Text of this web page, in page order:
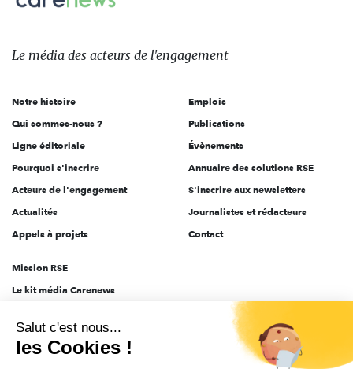
Le
des
l'engagement
Le média des acteurs de l'engagement
Notre histoire
Qui sommes-nous ?
Ligne éditoriale
Pourquoi s'inscrire
Acteurs de l'engagement
Actualités
Appels à projets
Emplois
Publications
Évènements
Annuaire des solutions RSE
S'inscrire aux newsletters
Journalistes et rédacteurs
Contact
Mission RSE
Le kit média Carenews
AEF info
Novethic
Salut c'est nous...
les Cookies !